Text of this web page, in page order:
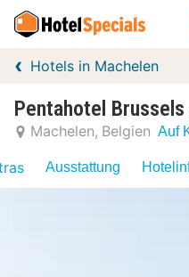
Hotels in Machelen
Pentahotel
Machelen Belgien Auf
Ausstattung